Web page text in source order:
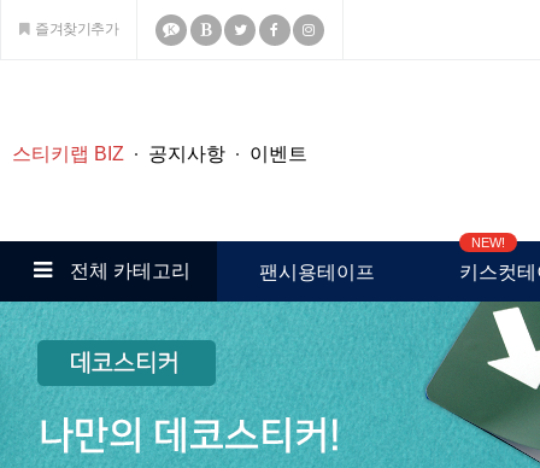
즐겨찾기추가 K
스티키랩 BIZ 공지사항 이벤트
전체 카테고리 팬시용테이프
NEW!
키스컷